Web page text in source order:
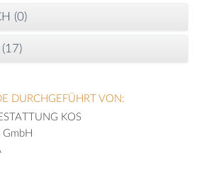
(0)
17)
DURCHGEFÜHRT VON:
KOS
GmbH